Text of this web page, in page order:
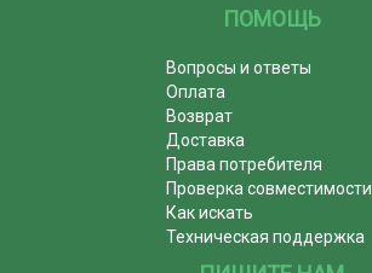
ПОМОЩЬ
Вопросы и ответы
Оплата
Возврат
Доставка
Права потребителя
Проверка совместимости
Как искать
Техническая поддержка